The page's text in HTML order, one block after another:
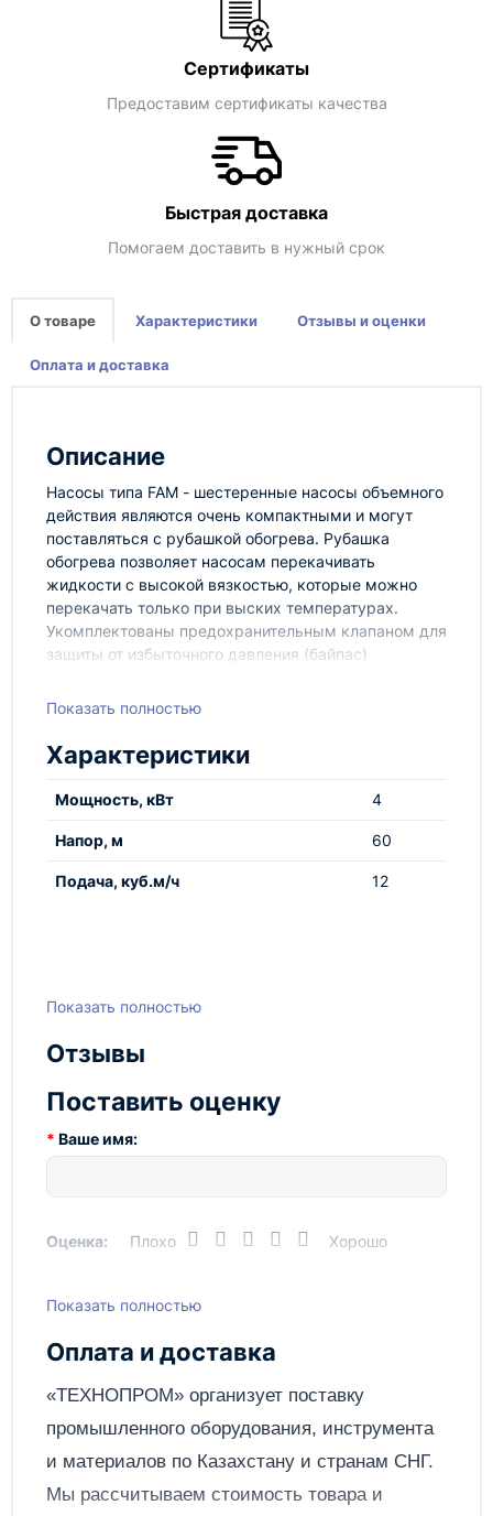
Сертификаты
Предоставим сертификаты качества
Быстрая доставка
Помогаем доставить в нужный срок
О товаре Характеристики Отзывы и оценки
Оплата и доставка
Описание
Насосы типа FAМ - шестеренные насосы объемного
действия являются очень компактными и могут
поставляться с рубашкой обогрева. Рубашка
обогрева позволяет насосам перекачивать
жидкости с высокой вязкостью, которые можно
перекачать только при выских температурах.
Укомплектованы предохранительным клапаном для
защиты от избыточного давления (байпас)
температурой до +300 С), битумов, солярки и
Насос типа FAМ состоит из:
Корпус насоса - чугун G25, шестерни -
самосмазывающиеся подшипники и
сальниковые уплотнения для работы в
тяжелых условиях.
Показать полностью
Характеристики
Мощность, кВт 4
Напор, м 60
Подача, куб.м/ч 12
Показать полностью
Отзывы
Поставить оценку
Ваше имя:
Оценка: Плохо Хорошо
Написать отзыв
Показать полностью
Оплата и доставка
«ТЕХНОПРОМ» организует поставку
промышленного оборудования, инструмента
и материалов по Казахстану и странам СНГ.
Мы рассчитываем стоимость товара и